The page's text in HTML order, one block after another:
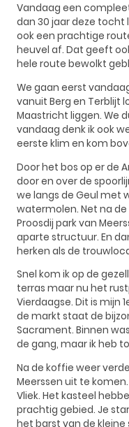
Vandaag een
dan 30 jaar deze tocht
ook een prachtige
heuvel af. Dat geeft
hele route bewolkt
We gaan eerst
vanuit Berg en Terblijt
Maastricht liggen. We
vandaag denk ik ook
eerste klim en kom
Door het bos op er de
door en over de
we langs de Geul met
watermolen. Net na
Proosdij park van
aparte structuur. En
herken als de
Snel kom ik op de
terras maar nu het
Vierdaagse. Dit is mijn
de markt staat de
Sacrament. Binnen
de gang, maar ik heb
Na de koffie weer
Meerssen uit te
Vliek. Het kasteel
prachtig gebied. Je
het barst van de